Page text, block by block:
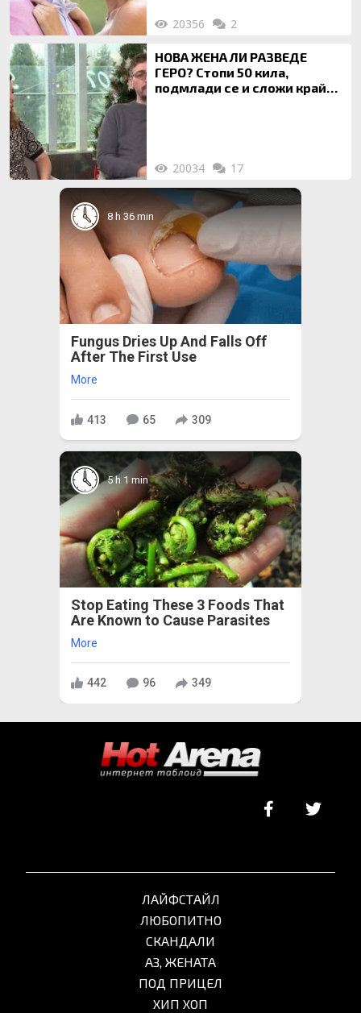
20356 2
НОВА ЖЕНА ЛИ РАЗВЕДЕ
ГЕРО? Стопи 50 кила,
подмлади се и сложи край
20034 17
8 h 36 min
Fungus Dries Up And Falls Off
After The First Use
More
413 65 309
5 h 1 min
Stop Eating These 3 Foods That
Are Known to Cause Parasites
More
442 96 349
ЛАЙФСТАЙЛ
ЛЮБОПИТНО
СКАНДАЛИ
АЗ, ЖЕНАТА
ПОД ПРИЦЕЛ
ХИП ХОП